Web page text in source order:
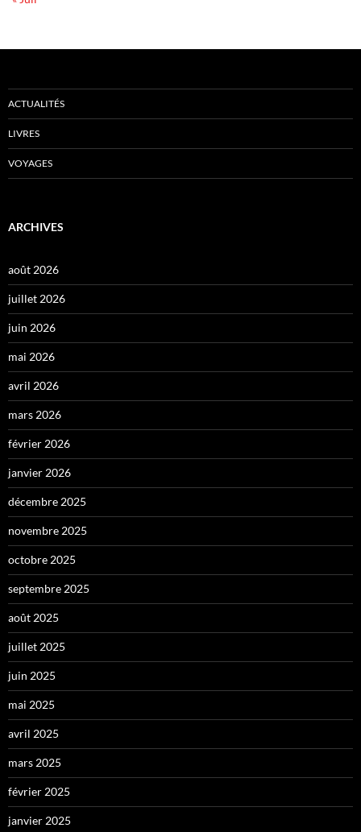
ACTUALITÉS
LIVRES
VOYAGES
ARCHIVES
août 2026
juillet 2026
juin 2026
mai 2026
avril 2026
mars 2026
février 2026
janvier 2026
décembre 2025
novembre 2025
octobre 2025
septembre 2025
août 2025
juillet 2025
juin 2025
mai 2025
avril 2025
mars 2025
février 2025
janvier 2025